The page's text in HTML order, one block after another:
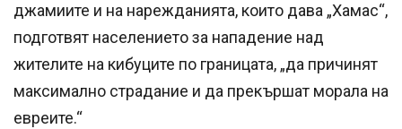
джамиите и на нарежданията, които дава „Хамас“,
подготвят населението за нападение над
жителите на кибуците по границата, „да причинят
максимално страдание и да прекършат морала на
евреите.“